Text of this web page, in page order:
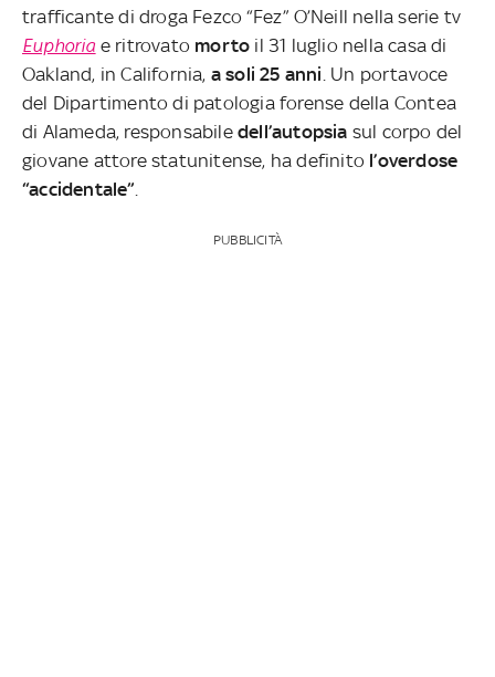
trafficante di droga Fezco “Fez” O’Neill nella serie tv
Euphoriae ritrovato morto il 31 luglio nella casa di
Oakland, in California, a soli 25 anni . Un portavoce
del Dipartimento di patologia forense della Contea
di Alameda, responsabile dell’autopsia sul corpo del
giovane attore statunitense, ha definito l’overdose
“accidentale”
PUBBLICITÀ